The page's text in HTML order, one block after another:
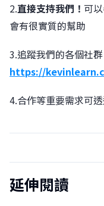
2.直接支持我們！ 可
會有很實質的幫助
3.追蹤我們的各個社
https://
4.合作等重要需求可
延伸閱讀